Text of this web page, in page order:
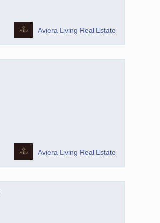
Aviera Living Real Estate
Aviera Living Real Estate